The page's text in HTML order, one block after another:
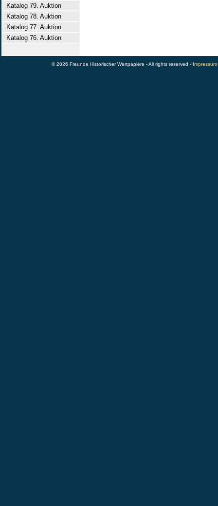
Katalog 79. Auktion
Katalog 78. Auktion
Katalog 77. Auktion
Katalog 76. Auktion
© 2026 Freunde Historischer Wertpapiere - All rights reserved - Impressum